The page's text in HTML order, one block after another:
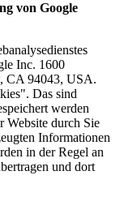
von Google
Inc. 1600
CA 94043, USA.
Das sind
werden
Website durch Sie
Informationen
in der Regel an
und dort